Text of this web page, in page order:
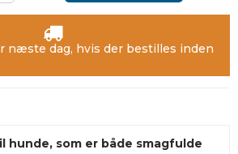
næste dag, hvis der bestilles inden
hunde, som er både smagfulde